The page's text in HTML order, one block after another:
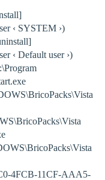
‹ SYSTEM ›)
‹ Default user ›)
4FCB-11CF-AAA5-